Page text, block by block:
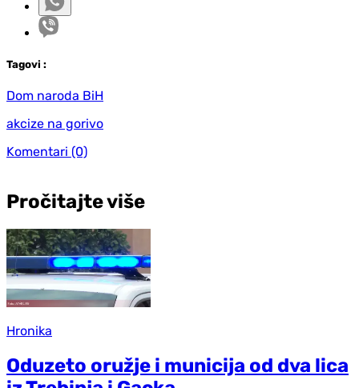
Tagovi :
Dom naroda BiH
akcize na gorivo
Komentari (0)
Pročitajte više
Hronika
Oduzeto oružje i municija od dva lica